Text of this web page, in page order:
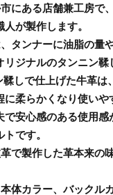
にある店舗兼工房で
が製作します。
タンナーに油脂の量
リジナルのタンニン鞣
しで仕上げた牛革は
柔らかくなり使いや
で安心感のある使用感
です。
で製作した革本来の
体カラー、バックル